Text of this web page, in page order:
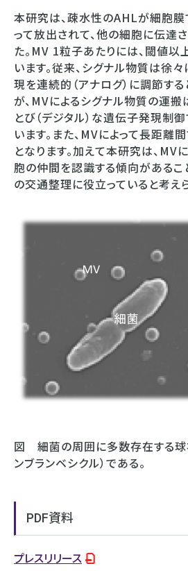
本研究は、疎水性のAHLが細胞
って放出されて、他の細胞に伝達
た。MV 1粒子あたりには、閾値
います。従来、シグナル物質は徐
現を連続的（アナログ）に調節す
が、MVによるシグナル物質の運搬
とび（デジタル）な遺伝子発現制
います。また、MVによって長距離
となります。加えて本研究は、
胞の仲間を認識する傾向があるこ
の交通整理に役立っていると考え
図 細菌の周囲に多数存在する球
ンブランベシクル）である。
PDF資料
プレスリリース